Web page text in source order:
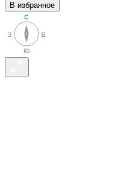
В избранное